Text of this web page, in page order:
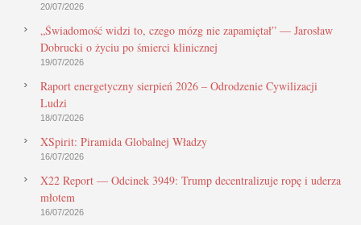
20/07/2026
„Świadomość widzi to, czego mózg nie zapamiętał” — Jarosław
Dobrucki o życiu po śmierci klinicznej
19/07/2026
Raport energetyczny sierpień 2026 – Odrodzenie Cywilizacji
Ludzi
18/07/2026
XSpirit: Piramida Globalnej Władzy
16/07/2026
X22 Report — Odcinek 3949: Trump decentralizuje ropę i uderza
młotem
16/07/2026